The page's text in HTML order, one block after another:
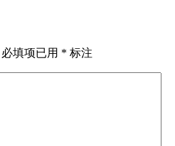
必填项已用 * 标注